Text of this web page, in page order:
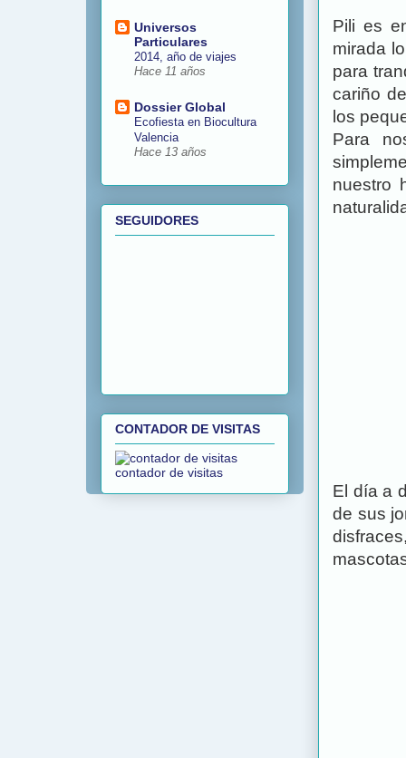
Pili es
mirada
para
cariño
los
Para
nuestro
El día a
de sus
Universos
Particulares
2014, año de viajes
Hace 11 años
Dossier Global
Ecofiesta en Biocultura
Valencia
Hace 13 años
SEGUIDORES
CONTADOR DE VISITAS
contador de visitas